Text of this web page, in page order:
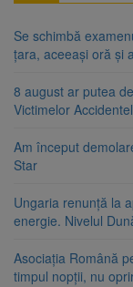
Se schimbă
țara, aceeași oră și
8 august ar putea
Victimelor
Am început
Star
Ungaria renunță la
energie. Nivelul
Asociația Română
timpul nopții, nu